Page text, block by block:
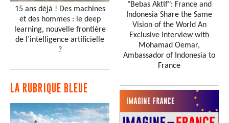
15 ans déjà ! Des machines
et des hommes : le deep
learning, nouvelle frontière
de l’intelligence artificielle
?
LA RUBRIQUE BLEUE
"Bebas Aktif": France and
Indonesia Share the Same
Vision of the World An
Exclusive Interview with
Mohamad Oemar,
Ambassador of Indonesia to
France